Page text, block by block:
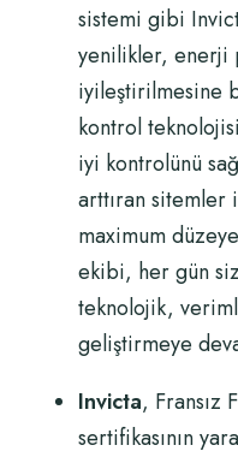
sistemi gibi
yenilikler, enerji
iyileştirilmesine
kontrol
iyi kontrolünü
arttıran sitemler
maximum
ekibi, her gün
teknolojik,
geliştirmeye
Invicta, Fransız
sertifikasının